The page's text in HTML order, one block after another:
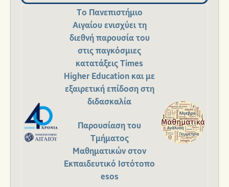
Το Πανεπιστήμιο
Αιγαίου ενισχύει τη
διεθνή παρουσία του
στις παγκόσμιες
κατατάξεις Times
Higher Education και με
εξαιρετική επίδοση στη
διδασκαλία
Παρουσίαση του
Τμήματος
Μαθηματικών στον
Εκπαιδευτικό Ιστότοπο
esos